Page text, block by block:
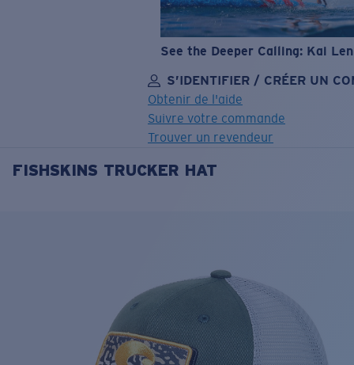
See the Deeper Calling: Kai
S’IDENTIFIER / CRÉER UN
Obtenir de l'aide
Suivre votre commande
Trouver un revendeur
OBJECTIF MIS À JOURAJOUTÉ AU PANIER!
Prix : Gratuit
Quantité:
FISHSKINS TRUCKER HAT